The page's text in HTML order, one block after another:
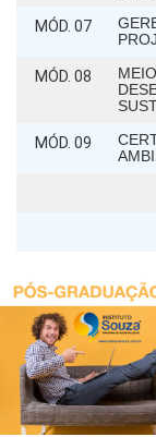
MÓD. 07
MÓD. 08
MÓD. 09